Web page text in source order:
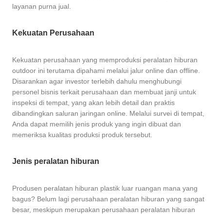
layanan purna jual.
Kekuatan Perusahaan
Kekuatan perusahaan yang memproduksi peralatan hiburan
outdoor ini terutama dipahami melalui jalur online dan offline.
Disarankan agar investor terlebih dahulu menghubungi
personel bisnis terkait perusahaan dan membuat janji untuk
inspeksi di tempat, yang akan lebih detail dan praktis
dibandingkan saluran jaringan online. Melalui survei di tempat,
Anda dapat memilih jenis produk yang ingin dibuat dan
memeriksa kualitas produksi produk tersebut.
Jenis peralatan hiburan
Produsen peralatan hiburan plastik luar ruangan mana yang
bagus? Belum lagi perusahaan peralatan hiburan yang sangat
besar, meskipun merupakan perusahaan peralatan hiburan